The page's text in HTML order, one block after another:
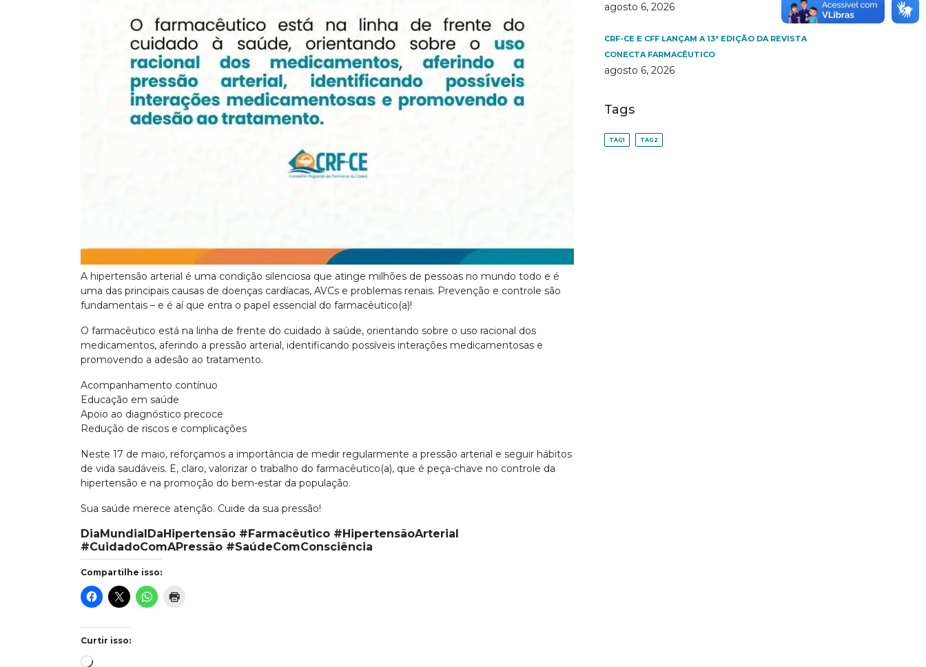
A hipertensão arterial é uma condição silenciosa que atinge milhões de pessoas no mundo todo e é
uma das principais causas de doenças cardíacas, AVCs e problemas renais. Prevenção e controle são
fundamentais – e é aí que entra o papel essencial do farmacêutico(a)!
O farmacêutico está na linha de frente do cuidado à saúde, orientando sobre o uso racional dos
medicamentos, aferindo a pressão arterial, identificando possíveis interações medicamentosas e
promovendo a adesão ao tratamento.
Acompanhamento contínuo
Educação em saúde
Apoio ao diagnóstico precoce
Redução de riscos e complicações
Neste 17 de maio, reforçamos a importância de medir regularmente a pressão arterial e seguir hábitos
de vida saudáveis. E, claro, valorizar o trabalho do farmacêutico(a), que é peça-chave no controle da
hipertensão e na promoção do bem-estar da população.
Sua saúde merece atenção. Cuide da sua pressão!
DiaMundialDaHipertensão #Farmacêutico #HipertensãoArterial
#CuidadoComAPressão #SaúdeComConsciência
Compartilhe isso:
Curtir isso:
Carregando...
agosto 6, 2026
CRF-CE E CFF LANÇAM A 13ª EDIÇÃO DA REVISTA
CONECTA FARMACÊUTICO
agosto 6, 2026
Tags
TAG1 TAG2